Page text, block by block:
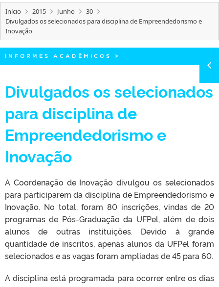
PORTARIAS
TELEFONES
Início 2015 Junho
30
Divulgados os selecionados para disciplina de Empreendedorismo e
Inovação
INFORMES ACADÊMICOS >
Divulgados os selecionados
para disciplina de
Empreendedorismo e
Inovação
A Coordenação de Inovação divulgou os selecionados
para participarem da disciplina de Empreendedorismo e
Inovação. No total, foram 80 inscrições, vindas de 20
programas de Pós-Graduação da UFPel, além de dois
alunos de outras instituições. Devido à grande
quantidade de inscritos, apenas alunos da UFPel foram
selecionados e as vagas foram ampliadas de 45 para 60.
A disciplina está programada para ocorrer entre os dias